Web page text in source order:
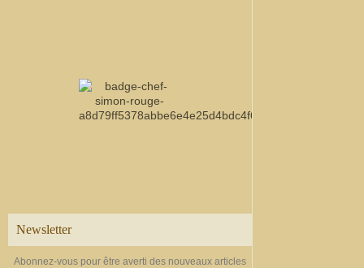
Newsletter
Abonnez-vous pour être averti des nouveaux articles